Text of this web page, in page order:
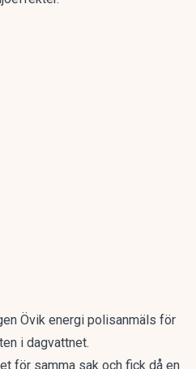
Övik energi polisanmäls för
i dagvattnet.
för samma sak och fick då en